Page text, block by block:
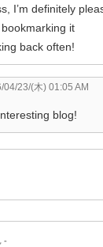
I’m definitely
bookmarking it
back often!
04/23/(木) 01:05 AM
blog!
-